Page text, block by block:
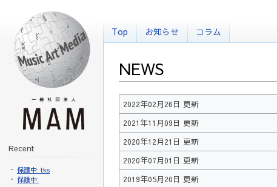
Top お知らせ コラム
NEWS
2022年02月26日 更新
2021年11月09日 更新
2020年12月21日 更新
2020年07月01日 更新
2019年05月20日 更新
Recent
保護中: tks
保護中: